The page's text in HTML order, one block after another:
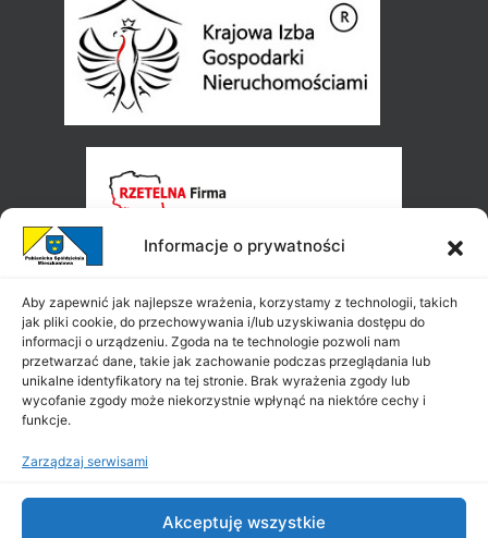
Informacje o prywatności
Aby zapewnić jak najlepsze wrażenia, korzystamy z technologii, takich
jak pliki cookie, do przechowywania i/lub uzyskiwania dostępu do
informacji o urządzeniu. Zgoda na te technologie pozwoli nam
przetwarzać dane, takie jak zachowanie podczas przeglądania lub
unikalne identyfikatory na tej stronie. Brak wyrażenia zgody lub
wycofanie zgody może niekorzystnie wpłynąć na niektóre cechy i
funkcje.
Zarządzaj serwisami
Akceptuję wszystkie